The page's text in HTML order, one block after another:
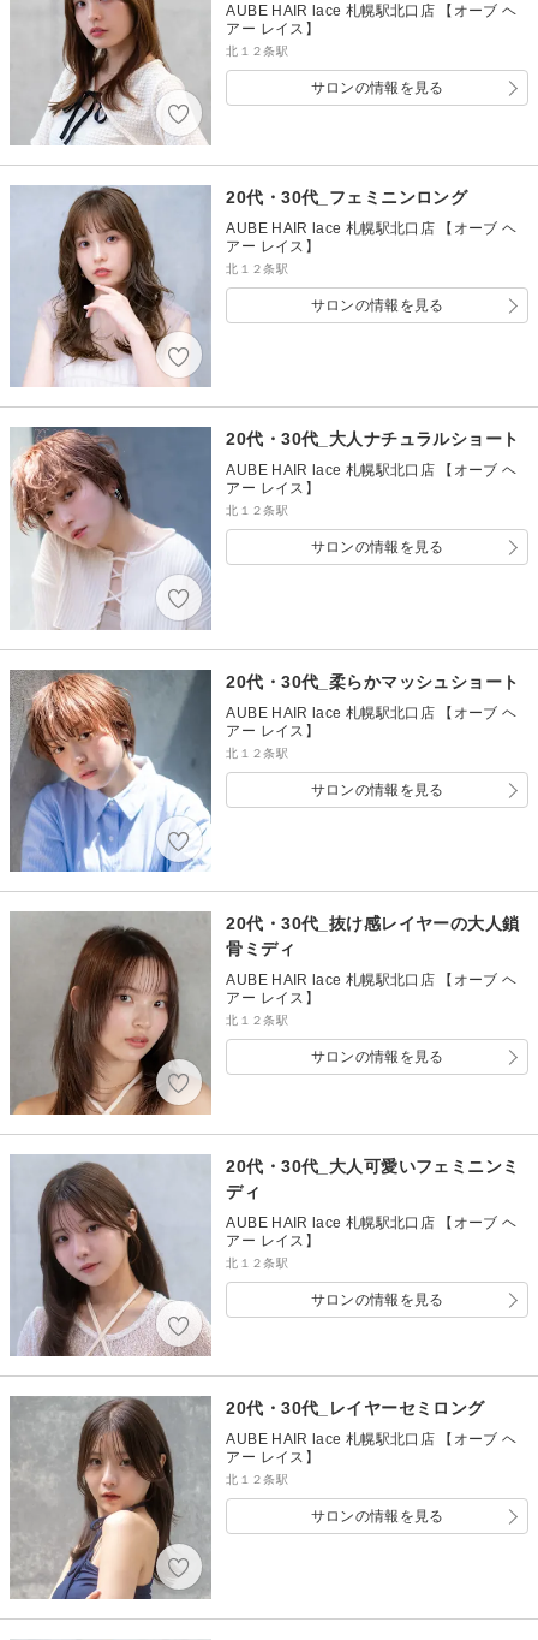
AUBE HAIR lace 札幌駅北口店 【オーブ ヘ
アー レイス】
北１２条駅
サロンの情報を見る
20代・30代_フェミニンロング
AUBE HAIR lace 札幌駅北口店 【オーブ ヘ
アー レイス】
北１２条駅
サロンの情報を見る
20代・30代_大人ナチュラルショート
AUBE HAIR lace 札幌駅北口店 【オーブ ヘ
アー レイス】
北１２条駅
サロンの情報を見る
20代・30代_柔らかマッシュショート
AUBE HAIR lace 札幌駅北口店 【オーブ ヘ
アー レイス】
北１２条駅
サロンの情報を見る
20代・30代_抜け感レイヤーの大人鎖
骨ミディ
AUBE HAIR lace 札幌駅北口店 【オーブ ヘ
アー レイス】
北１２条駅
サロンの情報を見る
20代・30代_大人可愛いフェミニンミ
ディ
AUBE HAIR lace 札幌駅北口店 【オーブ ヘ
アー レイス】
北１２条駅
サロンの情報を見る
20代・30代_レイヤーセミロング
AUBE HAIR lace 札幌駅北口店 【オーブ ヘ
アー レイス】
北１２条駅
サロンの情報を見る